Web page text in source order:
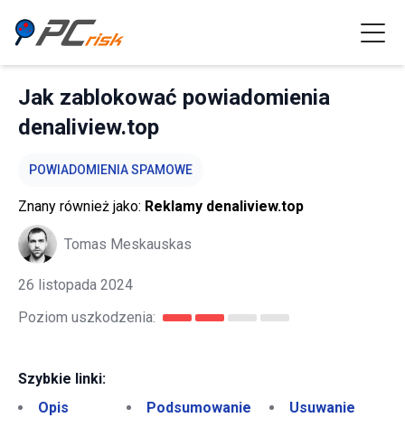
Jak zablokować powiadomienia
denaliview.top
POWIADOMIENIA SPAMOWE
Znany również jako: Reklamy denaliview.top
Tomas Meskauskas
26 listopada 2024
Poziom uszkodzenia:
Szybkie linki:
Opis
Podsumowanie
Usuwanie